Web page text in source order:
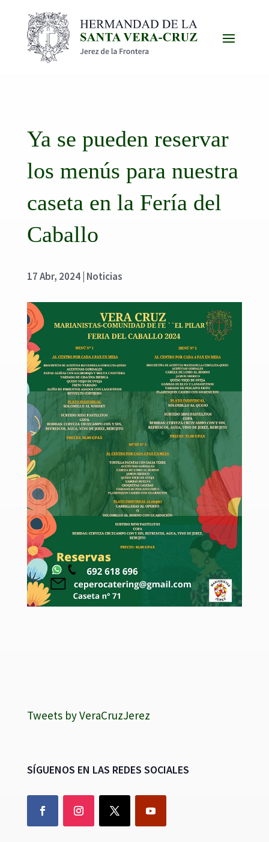
Ya se pueden reservar
los menús para nuestra
caseta en la Fería del
Caballo
17 Abr, 2024| Noticias
Tweets by VeraCruzJerez
SÍGUENOS EN LAS REDES SOCIALES